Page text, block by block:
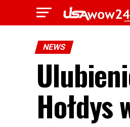
NEWS
Hołdys